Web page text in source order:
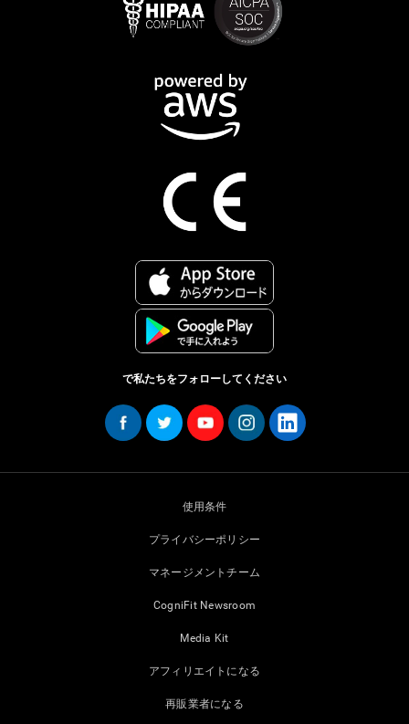
で私たちをフォローしてください
使用条件
プライバシーポリシー
マネージメントチーム
CogniFit Newsroom
Media Kit
アフィリエイトになる
再販業者になる